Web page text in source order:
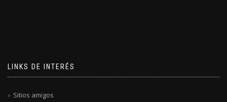
LINKS DE INTERÉS
Sitios amigos